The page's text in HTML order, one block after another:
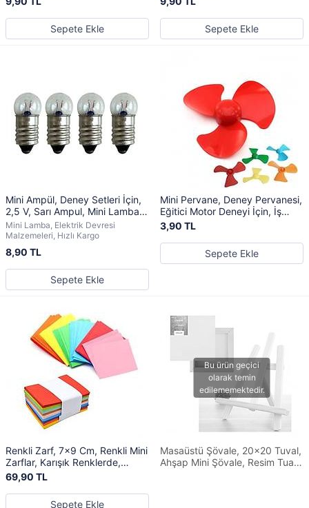
Sepete Ekle Sepete Ekle
Mini Ampül, Deney Setleri İçin,
2,5 V, Sarı Ampul, Mini Lamba,
Elektrik Devresi
Mini Lamba, Elektrik Devresi
Malzemeleri, Hızlı Kargo
8,90 TL
Sepete Ekle
Mini Pervane, Deney Pervanesi,
Eğitici Motor Deneyi İçin, İş
Eğitimi Malzemesi
3,90 TL
Sepete Ekle
Renkli Zarf, 7x9 Cm, Renkli Mini
Zarflar, Karışık Renklerde,
Kartvizit Zarfı, 50 Adet
69,90 TL
Sepete Ekle
Masaüstü Şövale, 20x20 Tuval,
Ahşap Mini Şövale, Resim Tuali,